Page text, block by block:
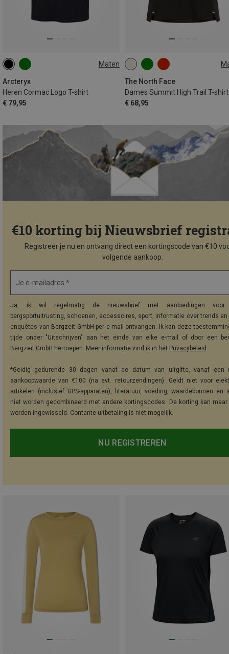
Maten
Arcteryx
Heren Cormac Logo T-shirt
€ 79,95
S
The North Face
Dames Summit High Trail T-shirt
€ 68,95
XS S M
€10 korting bij Nieuwsbrief
Registreer je nu en ontvang direct een kortingscode van €10
volgende aankoop.
Je e-mailadres *
Ja, ik wil regelmatig de nieuwsbrief met aanbiedingen voor
bergsportuitrusting, schoenen, accessoires, sport, informatie over trends
enquêtes van Bergzeit GmbH per e-mail ontvangen. Ik kan deze
tijde onder "Uitschrijven" aan het einde van elke e-mail of door een
Bergzeit GmbH herroepen. Meer informatie vind ik in het Privacybeleid .
*Geldig gedurende 30 dagen vanaf de datum van uitgifte, vanaf een
aankoopwaarde van €100 (na evt. retourzendingen). Geldt niet voor
artikelen (inclusief GPS-apparaten), literatuur, voeding, waardebonnen en
niet worden gecombineerd met andere kortingscodes. De korting kan maar
worden ingewisseld. Contante uitbetaling is niet mogelijk.
NU REGISTREREN